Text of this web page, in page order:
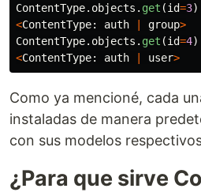
ContentType. objects . get (id=3)
<ContentType: auth group>
ContentType. objects . get (id=4)
<ContentType: auth user>
Como ya mencioné, cada
instaladas de manera
con sus modelos
¿Para que sirve